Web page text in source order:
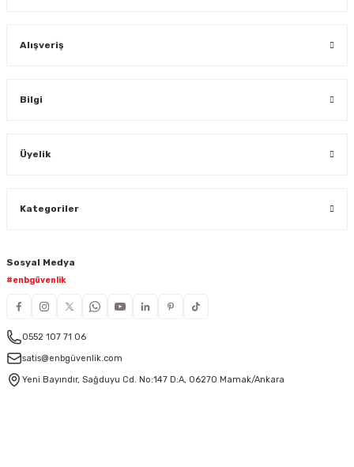
Alışveriş
Bilgi
Üyelik
Kategoriler
Sosyal Medya
#enbgüvenlik
0552 107 71 06
satis@enbgüvenlik.com
Yeni Bayındır, Sağduyu Cd. No:147 D:A, 06270 Mamak/Ankara